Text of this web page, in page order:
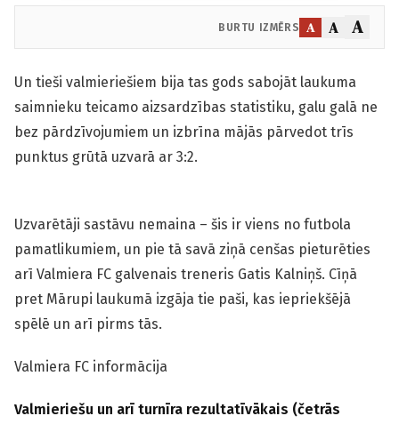
BURTU IZMĒRS A A A
Un tieši valmieriešiem bija tas gods sabojāt laukuma
saim­nieku teicamo aizsardzības statistiku, galu galā ne
bez pārdzīvojumiem un izbrīna mājās pārvedot trīs
punktus grūtā uzvarā ar 3:2.
Uzvarētāji sastāvu nemaina – šis ir viens no futbola
pamatlikumiem, un pie tā savā ziņā cenšas pieturēties
arī Valmiera FC galvenais treneris Gatis Kalniņš. Cīņā
pret Mārupi laukumā izgāja tie paši, kas iepriekšējā
spēlē un arī pirms tās.
Valmiera FC informācija
Valmieriešu un arī turnīra rezultatīvākais (četrās